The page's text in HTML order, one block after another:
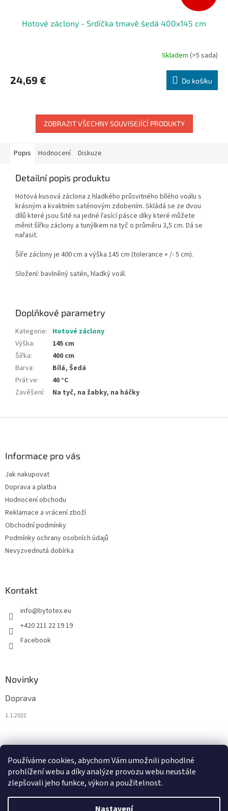
Používáme cookies, abychom Vám umožnili pohodlné
prohlížení webu a díky analýze provozu webu neustále
zlepšovali jeho funkce, výkon a použitelnost.
Hotové záclony - Srdíčka tmavě šedá 400x145 cm
Skladem (>5 sada)
24,69 € Do košíku
ZOBRAZIT VŠECHNY SOUVISEJÍCÍ PRODUKTY
Popis Hodnocení Diskuze
Detailní popis produktu
Hotová kusová záclona z hladkého průsvitného bílého voálu s
krásným a kvalitním saténovým zdobením. Skládá se ze dvou
dílů které jsou šité na jedné řasící pásce díky které můžete
měnit šířku záclony a tunýlkem na tyč o průměru 3,5 cm. Dá se
nařasit.
Šíře záclony je 400 cm a výška 145 cm (tolerance + /- 5 cm).
Složení: bavlněný satén, hladký voál.
Doplňkové parametry
Kategorie: Hotové záclony
Výška:
145 cm
Šířka:
400 cm
Barva:
Bílá, Šedá
Prát ve:
40 °C
Zavěšení: Na tyč, na žabky, na háčky
Informace pro vás
Jak nakupovat
Doprava a platba
Hodnocení obchodu
Reklamace a vrácení zboží
Obchodní podmínky
Podmínky ochrany osobních údajů
Nevyzvednutá dobírka
Kontakt
info@bytotex.eu
+420 211 22 19 19
Facebook
Novinky
Doprava
1.1.2022
0KS /0 €